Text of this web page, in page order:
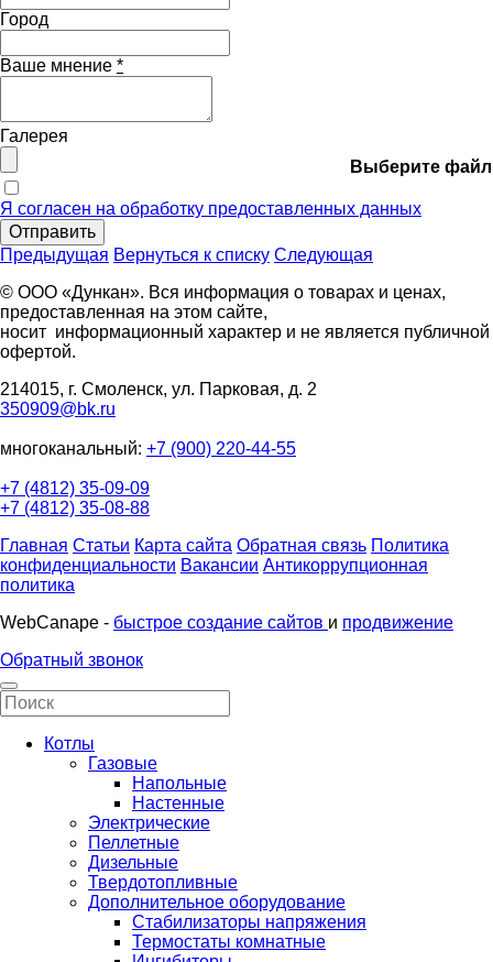
Город
Ваше мнение *
Галерея
Выберите файл
Я согласен на обработку предоставленных данных
Отправить
Предыдущая Вернуться к списку Следующая
© ООО «Дункан». Вся информация о товарах и ценах,
предоставленная на этом сайте,
носит информационный характер и не является публичной
офертой.
214015, г. Смоленск, ул. Парковая, д. 2
350909@bk.ru
многоканальный: +7 (900) 220-44-55
+7 (4812) 35-09-09
+7 (4812) 35-08-88
Главная Статьи Карта сайта Обратная связь Политика
конфиденциальности Вакансии Антикоррупционная
политика
WebCanape - быстрое создание сайтов и продвижение
Обратный звонок
Котлы
Газовые
Напольные
Настенные
Электрические
Пеллетные
Дизельные
Твердотопливные
Дополнительное оборудование
Стабилизаторы напряжения
Термостаты комнатные